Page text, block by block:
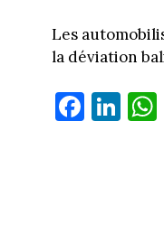
Les
la déviation
Fa
ce
Li
nk